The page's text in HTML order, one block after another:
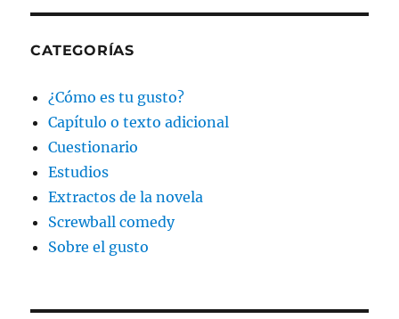
CATEGORÍAS
¿Cómo es tu gusto?
Capítulo o texto adicional
Cuestionario
Estudios
Extractos de la novela
Screwball comedy
Sobre el gusto